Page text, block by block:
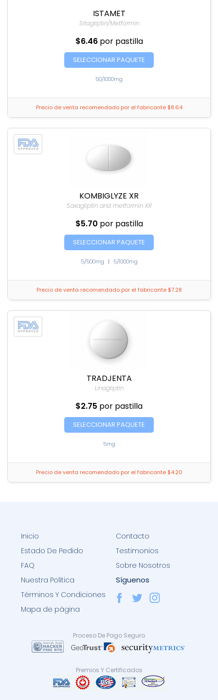
ISTAMET
Sitagliptin/Metformin
$6.46 por pastilla
SELECCIONAR PAQUETE
50/1000mg
Precio de venta recomendado por el fabricante $8.64
KOMBIGLYZE XR
Saxagliptin and metformin XR
$5.70 por pastilla
SELECCIONAR PAQUETE
5/500mg | 5/1000mg
Precio de venta recomendado por el fabricante $7.28
TRADJENTA
Linagliptin
$2.75 por pastilla
SELECCIONAR PAQUETE
5mg
Precio de venta recomendado por el fabricante $4.20
Inicio
Estado De Pedido
FAQ
Contacto
Testimonios
Sobre Nosotros
Nuestra Política
Términos Y Condiciones
Mapa de página
Síguenos
Proceso De Pago Seguro
Premios Y Certificados